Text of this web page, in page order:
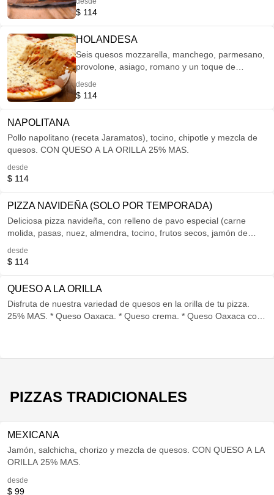
tenemos para ti) CON QUESO A LA ORILLA
$ 114
HOLANDESA
Seis quesos mozzarella, manchego, parmesano,
provolone, asiago, romano y un toque de
desde
$ 114
NAPOLITANA
Pollo napolitano (receta Jaramatos), tocino, chipotle y mezcla de
quesos. CON QUESO A LA ORILLA 25% MAS.
desde
$ 114
PIZZA NAVIDEÑA (SOLO POR TEMPORADA)
Deliciosa pizza navideña, con relleno de pavo especial (carne
molida, pasas, nuez, almendra, tocino, frutos secos, jamón de
morrón y mezcla de quesos. CON QUESO A LA ORILLA 25%
desde
$ 114
QUESO A LA ORILLA
Disfruta de nuestra variedad de quesos en la orilla de tu pizza.
25% MAS. * Queso Oaxaca. * Queso crema. * Queso Oaxaca con
PIZZAS TRADICIONALES
MEXICANA
Jamón, salchicha, chorizo y mezcla de quesos. CON QUESO A LA
ORILLA 25% MAS.
desde
$ 99